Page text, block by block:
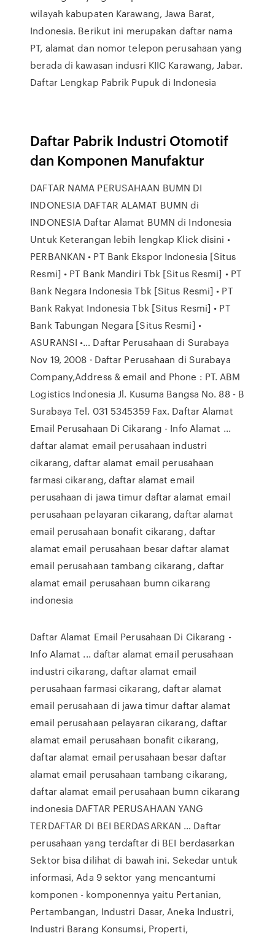
wilayah kabupaten Karawang, Jawa Barat,
Indonesia. Berikut ini merupakan daftar nama
PT, alamat dan nomor telepon perusahaan yang
berada di kawasan indusri KIIC Karawang, Jabar.
Daftar Lengkap Pabrik Pupuk di Indonesia
Daftar Pabrik Industri Otomotif
dan Komponen Manufaktur
DAFTAR NAMA PERUSAHAAN BUMN DI
INDONESIA DAFTAR ALAMAT BUMN di
INDONESIA Daftar Alamat BUMN di Indonesia
Untuk Keterangan lebih lengkap Klick disini •
PERBANKAN • PT Bank Ekspor Indonesia [Situs
Resmi] • PT Bank Mandiri Tbk [Situs Resmi] • PT
Bank Negara Indonesia Tbk [Situs Resmi] • PT
Bank Rakyat Indonesia Tbk [Situs Resmi] • PT
Bank Tabungan Negara [Situs Resmi] •
ASURANSI •… Daftar Perusahaan di Surabaya
Nov 19, 2008 · Daftar Perusahaan di Surabaya
Company,Address & email and Phone : PT. ABM
Logistics Indonesia Jl. Kusuma Bangsa No. 88 - B
Surabaya Tel. 031 5345359 Fax. Daftar Alamat
Email Perusahaan Di Cikarang - Info Alamat ...
daftar alamat email perusahaan industri
cikarang, daftar alamat email perusahaan
farmasi cikarang, daftar alamat email
perusahaan di jawa timur daftar alamat email
perusahaan pelayaran cikarang, daftar alamat
email perusahaan bonafit cikarang, daftar
alamat email perusahaan besar daftar alamat
email perusahaan tambang cikarang, daftar
alamat email perusahaan bumn cikarang
indonesia
Daftar Alamat Email Perusahaan Di Cikarang -
Info Alamat ... daftar alamat email perusahaan
industri cikarang, daftar alamat email
perusahaan farmasi cikarang, daftar alamat
email perusahaan di jawa timur daftar alamat
email perusahaan pelayaran cikarang, daftar
alamat email perusahaan bonafit cikarang,
daftar alamat email perusahaan besar daftar
alamat email perusahaan tambang cikarang,
daftar alamat email perusahaan bumn cikarang
indonesia DAFTAR PERUSAHAAN YANG
TERDAFTAR DI BEI BERDASARKAN … Daftar
perusahaan yang terdaftar di BEI berdasarkan
Sektor bisa dilihat di bawah ini. Sekedar untuk
informasi, Ada 9 sektor yang mencantumi
komponen - komponennya yaitu Pertanian,
Pertambangan, Industri Dasar, Aneka Industri,
Industri Barang Konsumsi, Properti,